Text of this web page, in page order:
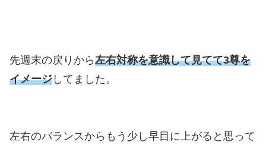
先週末の戻りから左右対称を意識して見てて3尊を
イメージ してました。
左右のバランスからもう少し早目に上がると思って